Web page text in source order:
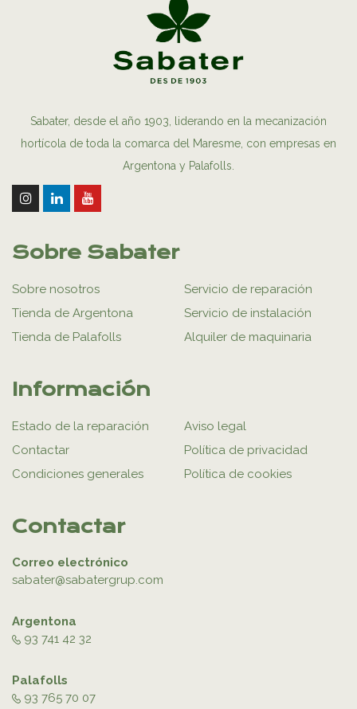
Sabater, desde el año 1903, liderando en la mecanización
hortícola de toda la comarca del Maresme, con empresas en
Argentona y Palafolls.
Sobre Sabater
Sobre nosotros
Tienda de Argentona
Tienda de Palafolls
Servicio de reparación
Servicio de instalación
Alquiler de maquinaria
Información
Estado de la reparación
Contactar
Condiciones generales
Aviso legal
Política de privacidad
Política de cookies
Contactar
Correo electrónico
sabater@sabatergrup.com
Argentona
93 741 42 32
Palafolls
93 765 70 07